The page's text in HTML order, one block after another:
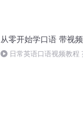
从零开始学口语 带视频
日常英语口语视频教程